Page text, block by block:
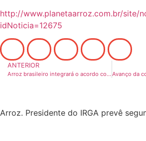
http://www.planetaarroz.com.br/site/
idNoticia=12675
ANTERIOR
Arroz brasileiro integrará o acordo comercial Mercosul – União Europeia
Arroz. Presidente do IRGA prevê